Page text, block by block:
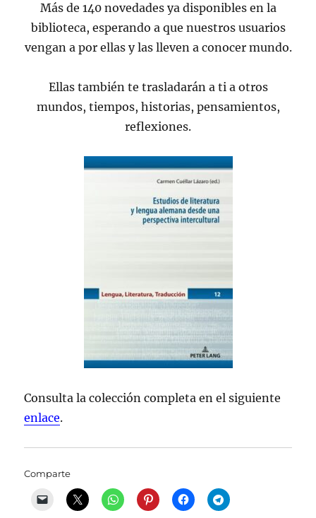
Más de 140 novedades ya disponibles en la
biblioteca, esperando a que nuestros usuarios
vengan a por ellas y las lleven a conocer mundo.
Ellas también te trasladarán a ti a otros
mundos, tiempos, historias, pensamientos,
reflexiones.
Consulta la colección completa en el siguiente
enlace.
Comparte